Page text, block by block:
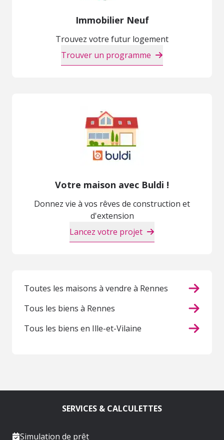
Immobilier Neuf
Trouvez votre futur logement
Trouver un programme
Votre maison avec Buldi !
Donnez vie à vos rêves de construction et
d'extension
Lancez votre projet
Toutes les maisons à vendre à Rennes
Tous les biens à Rennes
Tous les biens en Ille-et-Vilaine
SERVICES & CALCULETTES
Simulation de prêt